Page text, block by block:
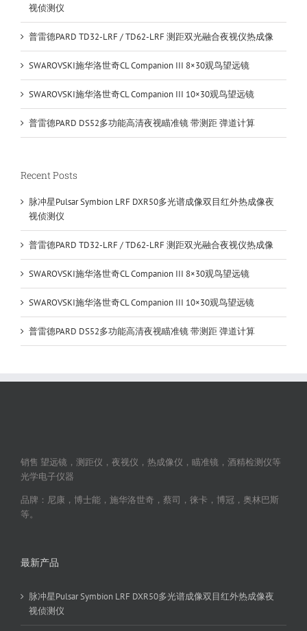
视侦测仪
普雷德PARD TD32-LRF / TD62-LRF 测距双光融合夜视仪热成像
SWAROVSKI施华洛世奇CL Companion III 8×30观鸟望远镜
SWAROVSKI施华洛世奇CL Companion III 10×30观鸟望远镜
普雷德PARD DS52多功能高清夜视瞄准镜 带测距 弹道计算
Recent Posts
脉冲星Pulsar Symbion LRF DXR50多光谱成像双目红外热成像夜
视侦测仪
普雷德PARD TD32-LRF / TD62-LRF 测距双光融合夜视仪热成像
SWAROVSKI施华洛世奇CL Companion III 8×30观鸟望远镜
SWAROVSKI施华洛世奇CL Companion III 10×30观鸟望远镜
普雷德PARD DS52多功能高清夜视瞄准镜 带测距 弹道计算
销售 望远镜，测距仪，夜视仪，热成像仪，瞄准镜，酒精检测仪等
光学电子仪器
品牌：尼康，博士能，施华洛世奇，蔡司，徕卡，博冠，奥林巴斯
等。
最新产品
脉冲星Pulsar Symbion LRF DXR50多光谱成像双目红外热成像夜
视侦测仪